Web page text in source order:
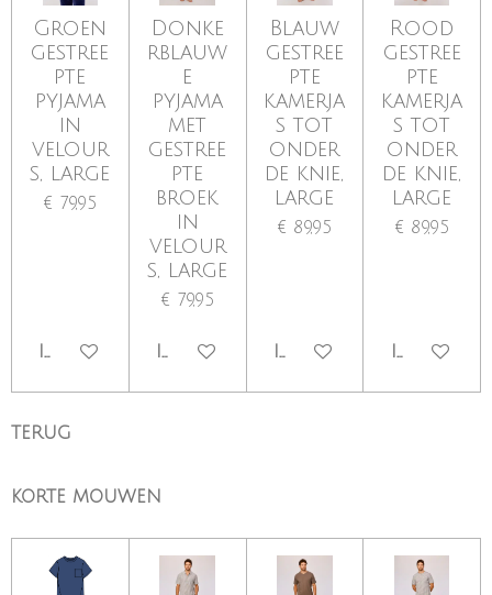
Groen
gestree
pte
pyjama
in
velour
s, large
€ 79,95
IN WINKELWAGEN
Donke
rblauw
e
pyjama
met
gestree
pte
broek
in
velour
s, large
€ 79,95
IN WINKELWAGEN
Blauw
gestree
pte
kamerja
s tot
onder
de knie,
large
€ 89,95
IN WINKELWAGEN
Rood
gestree
pte
kamerja
s tot
onder
de knie,
large
€ 89,95
IN
TERUG
KORTE MOUWEN